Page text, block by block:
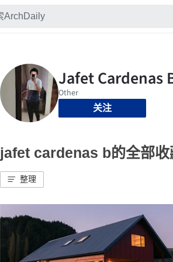
关注
jafet cardenas b的全部收
整理